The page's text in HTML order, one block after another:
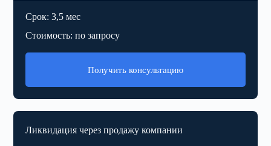
Срок: 3,5 мес
Стоимость: по запросу
Получить консультацию
Ликвидация через продажу компании